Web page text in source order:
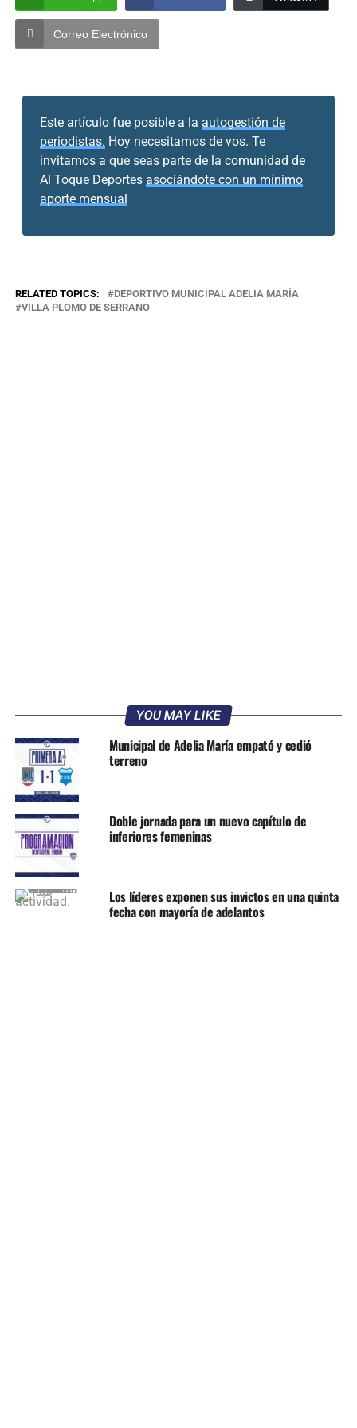
Correo Electrónico
Este artículo fue posible a la autogestión de
periodistas. Hoy necesitamos de vos. Te
invitamos a que seas parte de la comunidad de
Al Toque Deportes asociándote con un mínimo
aporte mensual
RELATED TOPICS:
DEPORTIVO MUNICIPAL ADELIA MARÍA
VILLA PLOMO DE SERRANO
YOU MAY LIKE
Municipal de Adelia María empató y cedió
terreno
Doble jornada para un nuevo capítulo de
inferiores femeninas
Los líderes exponen sus invictos en una quinta
fecha con mayoría de adelantos